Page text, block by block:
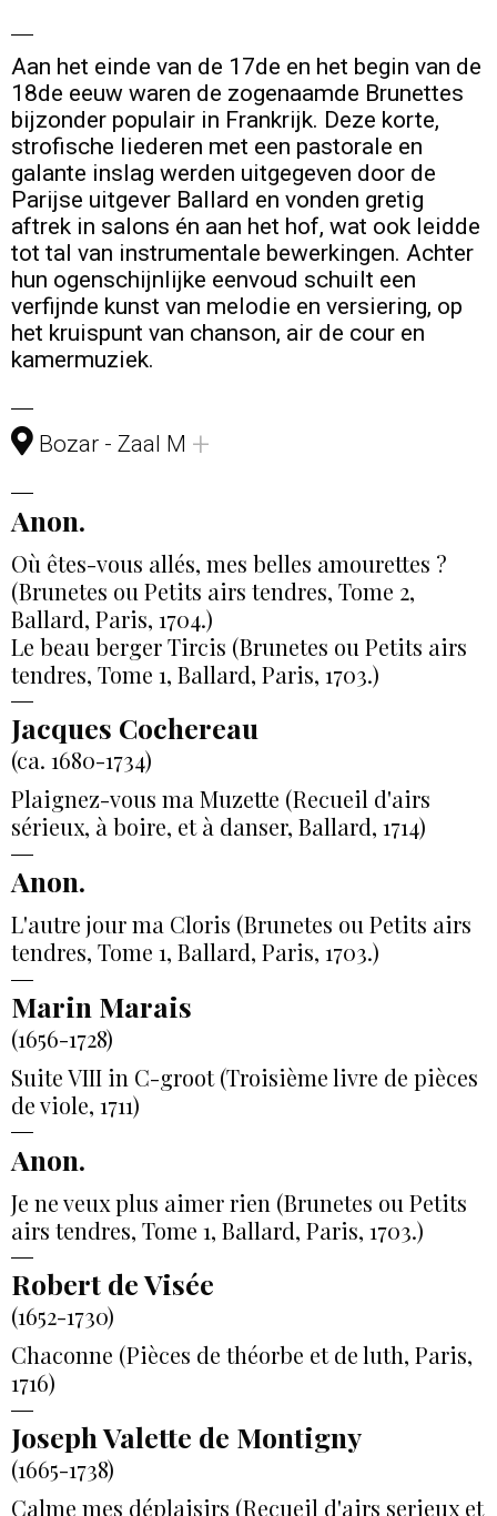
Aan het einde van de 17de en het begin van de
18de eeuw waren de zogenaamde Brunettes
bijzonder populair in Frankrijk. Deze korte,
strofische liederen met een pastorale en
galante inslag werden uitgegeven door de
Parijse uitgever Ballard en vonden gretig
aftrek in salons én aan het hof, wat ook leidde
tot tal van instrumentale bewerkingen. Achter
hun ogenschijnlijke eenvoud schuilt een
verfijnde kunst van melodie en versiering, op
het kruispunt van chanson, air de cour en
kamermuziek.
Bozar - Zaal M +
Anon.
Où êtes-vous allés, mes belles amourettes ?
(Brunetes ou Petits airs tendres, Tome 2,
Ballard, Paris, 1704.)
Le beau berger Tircis (Brunetes ou Petits airs
tendres, Tome 1, Ballard, Paris, 1703.)
Jacques Cochereau
(ca. 1680-1734)
Plaignez-vous ma Muzette (Recueil d'airs
sérieux, à boire, et à danser, Ballard, 1714)
Anon.
L'autre jour ma Cloris (Brunetes ou Petits airs
tendres, Tome 1, Ballard, Paris, 1703.)
Marin Marais
(1656-1728)
Suite VIII in C-groot (Troisième livre de pièces
de viole, 1711)
Anon.
Je ne veux plus aimer rien (Brunetes ou Petits
airs tendres, Tome 1, Ballard, Paris, 1703.)
Robert de Visée
(1652-1730)
Chaconne (Pièces de théorbe et de luth, Paris,
1716)
Joseph Valette de Montigny
(1665-1738)
Calme mes déplaisirs (Recueil d'airs serieux et